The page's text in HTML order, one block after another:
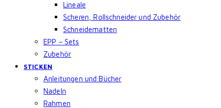
Lineale
Scheren, Rollschneider und Zubehör
Schneidematten
EPP – Sets
Zubehör
STICKEN
Anleitungen und Bücher
Nadeln
Rahmen